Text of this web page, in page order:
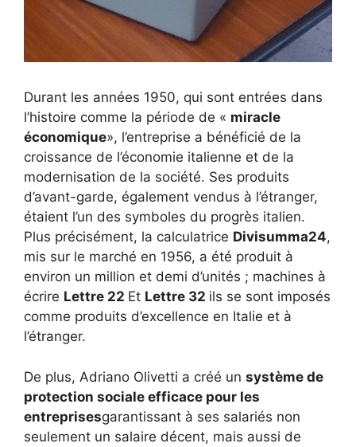
Durant les années 1950, qui sont entrées dans
l’histoire comme la période de « miracle
économique», l’entreprise a bénéficié de la
croissance de l’économie italienne et de la
modernisation de la société. Ses produits
d’avant-garde, également vendus à l’étranger,
étaient l’un des symboles du progrès italien.
Plus précisément, la calculatrice Divisumma24,
mis sur le marché en 1956, a été produit à
environ un million et demi d’unités ; machines à
écrire Lettre 22 Et Lettre 32 ils se sont imposés
comme produits d’excellence en Italie et à
l’étranger.
De plus, Adriano Olivetti a créé un système de
protection sociale efficace pour les
entreprisesgarantissant à ses salariés non
seulement un salaire décent, mais aussi de